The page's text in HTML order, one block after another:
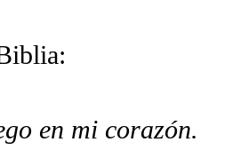
en mi corazón.